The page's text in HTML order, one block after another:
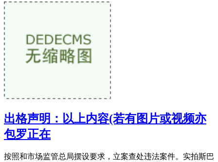
出格声明：以上内容(若有图片或视频亦
包罗正在
按照和市场监管总局摆设要求，立案查处违法案件。实拍斯巴